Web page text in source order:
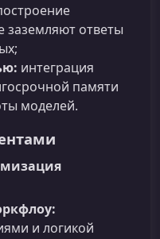
заземляют ответы
интеграция
памяти
моделей.
и логикой